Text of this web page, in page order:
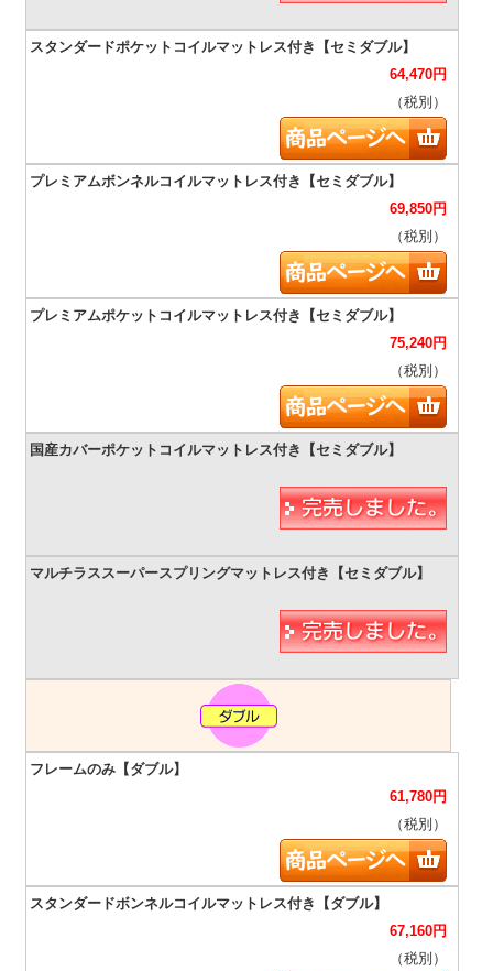
64,470円
（税別）
69,850円
（税別）
75,240円
（税別）
61,780円
（税別）
67,160円
（税別）